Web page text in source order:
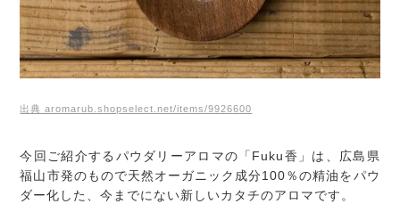
出典 aromarub.shopselect.net/items/9926600
今回ご紹介するパウダリーアロマの「Fuku香」は、広島県
福山市発のもので天然オーガニック成分100％の精油をパウ
ダー化した、今までにない新しいカタチのアロマです。